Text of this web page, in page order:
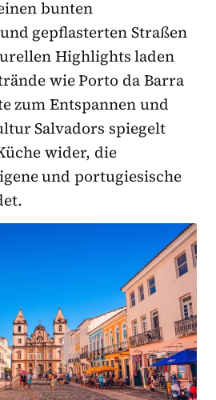
bunten
gepflasterten Straßen
Highlights laden
wie Porto da Barra
zum Entspannen und
Salvadors spiegelt
wider, die
und portugiesische